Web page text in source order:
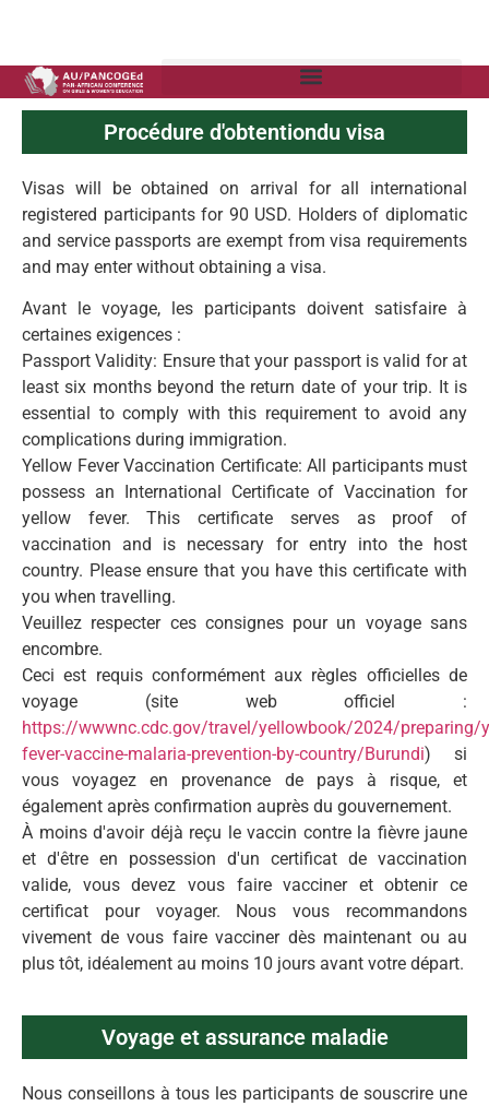
Procédure d'obtentiondu visa
Visas will be obtained on arrival for all international
registered participants for 90 USD. Holders of diplomatic
and service passports are exempt from visa requirements
and may enter without obtaining a visa.
Avant le voyage, les participants doivent satisfaire à
certaines exigences :
Passport Validity: Ensure that your passport is valid for at
least six months beyond the return date of your trip. It is
essential to comply with this requirement to avoid any
complications during immigration.
Yellow Fever Vaccination Certificate: All participants must
possess an International Certificate of Vaccination for
yellow fever. This certificate serves as proof of
vaccination and is necessary for entry into the host
country. Please ensure that you have this certificate with
you when travelling.
Veuillez respecter ces consignes pour un voyage sans
encombre.
Ceci est requis conformément aux règles officielles de
voyage (site web officiel :
https://wwwnc.cdc.gov/travel/yellowbook/2024/preparing/
fever-vaccine-malaria-prevention-by-country/Burundi) si
vous voyagez en provenance de pays à risque, et
également après confirmation auprès du gouvernement.
À moins d'avoir déjà reçu le vaccin contre la fièvre jaune
et d'être en possession d'un certificat de vaccination
valide, vous devez vous faire vacciner et obtenir ce
certificat pour voyager. Nous vous recommandons
vivement de vous faire vacciner dès maintenant ou au
plus tôt, idéalement au moins 10 jours avant votre départ.
Voyage et assurance maladie
Nous conseillons à tous les participants de souscrire une